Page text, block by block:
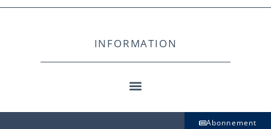
INFORMATION
Abonnement